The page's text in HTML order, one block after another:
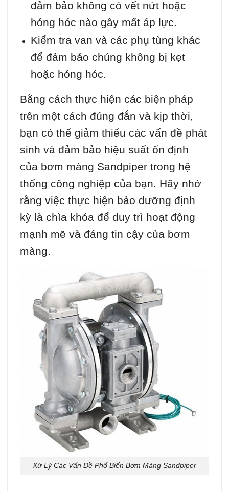
đảm bảo không có vết nứt hoặc
hỏng hóc nào gây mất áp lực.
Kiểm tra van và các phụ tùng khác
để đảm bảo chúng không bị kẹt
hoặc hỏng hóc.
Bằng cách thực hiện các biện pháp
trên một cách đúng đắn và kịp thời,
bạn có thể giảm thiểu các vấn đề phát
sinh và đảm bảo hiệu suất ổn định
của bơm màng Sandpiper trong hệ
thống công nghiệp của bạn. Hãy nhớ
rằng việc thực hiện bảo dưỡng định
kỳ là chìa khóa để duy trì hoạt động
mạnh mẽ và đáng tin cậy của bơm
màng.
Xử Lý Các Vấn Đề Phổ Biến Bơm Màng Sandpiper